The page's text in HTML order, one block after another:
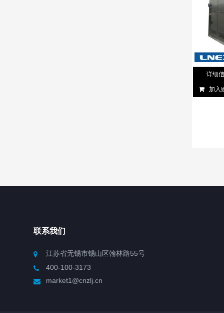
详细
加入
联系我们
江苏省无锡市锡山区翰林路55号
400-100-3173
market1@cnzlj.cn